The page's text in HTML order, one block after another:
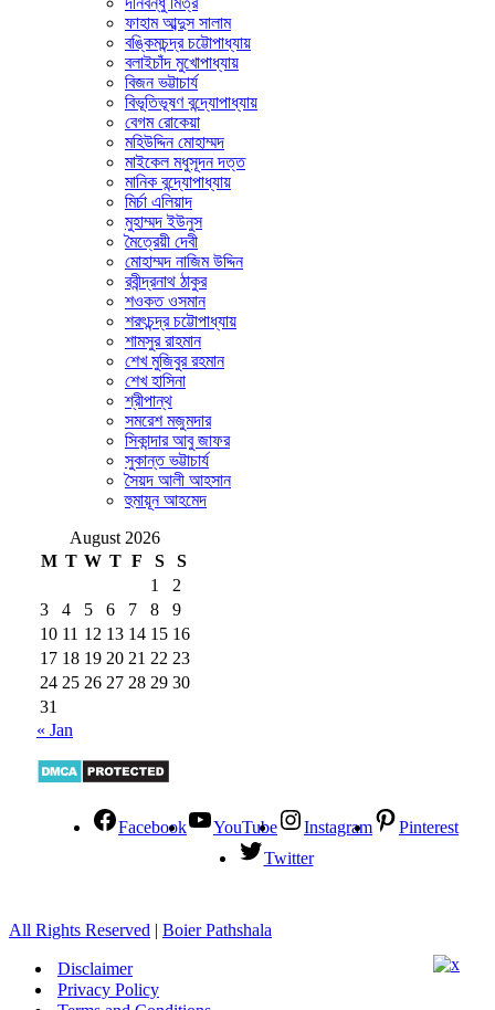
ফাহাম আব্দুস সালাম
বঙ্কিমচন্দ্র চট্টোপাধ্যায়
বলাইচাঁদ মুখোপাধ্যায়
বিজন ভট্টাচার্য
বিভূতিভূষণ বন্দ্যোপাধ্যায়
বেগম রোকেয়া
মহিউদ্দিন মোহাম্মদ
মাইকেল মধুসূদন দত্ত
মানিক বন্দ্যোপাধ্যায়
মির্চা এলিয়াদ
মুহাম্মদ ইউনুস
মৈত্রেয়ী দেবী
মোহাম্মদ নাজিম উদ্দিন
রবীন্দ্রনাথ ঠাকুর
শওকত ওসমান
শরৎচন্দ্র চট্টোপাধ্যায়
শামসুর রাহমান
শেখ মুজিবুর রহমান
শেখ হাসিনা
শ্রীপান্থ
সমরেশ মজুমদার
সিকান্দার আবু জাফর
সুকান্ত ভট্টাচার্য
সৈয়দ আলী আহসান
হুমায়ূন আহমেদ
August 2026
M T W T F S
S
1
2
3
4 5 6 7 8
9
10 11 12 13 14 15 16
17 18 19 20 21 22 23
24 25 26 27 28 29 30
31
« Jan
Facebook YouTube Instagram
Pinterest
Twitter
All Rights Reserved | Boier Pathshala
Disclaimer
Privacy Policy